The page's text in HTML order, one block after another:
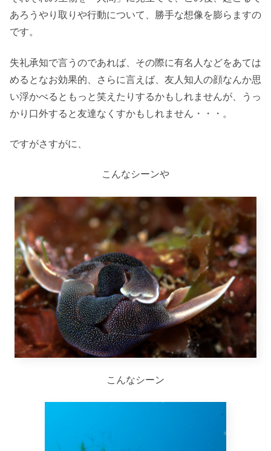
あろうやり取りや行動について、勝手な想像を膨らますの
です。
失礼承知で言うのであれば、その際に有名人などをあては
めるとなお効果的、さらに言えば、友人知人の顔なんか思
い浮かべるともっと笑えたりするかもしれませんが、うっ
かり口外すると友達なくすかもしれません・・・。
ですがさすがに、
こんなシーンや
こんなシーン